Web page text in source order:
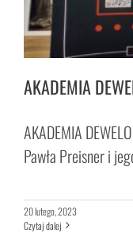
AKADEMIA
AKADEMIA
Pawła Preisner i
20 lutego, 2023
Czytaj dalej